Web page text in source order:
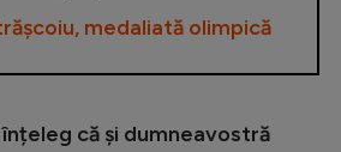
medaliată olimpică
că și dumneavostră